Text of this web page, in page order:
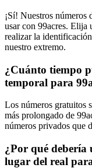
¡Sí! Nuestros números
usar con 99acres. Elija
realizar la
nuestro extremo.
¿Cuánto tiempo
temporal para
Los números gratuitos
más prolongado de
números privados que
¿Por qué debería
lugar del real